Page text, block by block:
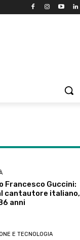
Francesco Guccini:
cantautore italiano,
anni
E TECNOLOGIA